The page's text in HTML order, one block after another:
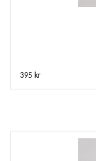
395 kr